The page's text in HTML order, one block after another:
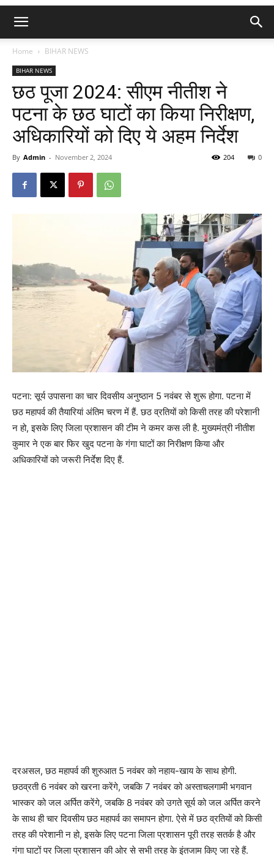
Home BIHAR NEWS
BIHAR NEWS
छठ पूजा 2024: सीएम नीतीश ने
पटना के छठ घाटों का किया निरीक्षण,
अधिकारियों को दिए ये अहम निर्देश
By Admin - November 2, 2024 0
204
पटना: सूर्य उपासना का चार दिवसीय अनुष्ठान 5 नवंबर से शुरू होगा. पटना में
छठ महापर्व की तैयारियां अंतिम चरण में हैं. छठ व्रतियों को किसी तरह की परेशानी
न हो, इसके लिए जिला प्रशासन की टीम ने कमर कस ली है. मुख्यमंत्री नीतीश
कुमार ने एक बार फिर खुद पटना के गंगा घाटों का निरीक्षण किया और
अधिकारियों को जरूरी निर्देश दिए हैं.
दरअसल, छठ महापर्व की शुरुआत 5 नवंबर को नहाय-खाय के साथ होगी.
छठव्रती 6 नवंबर को खरना करेंगे, जबकि 7 नवंबर को अस्ताचलगामी भगवान
भास्कर को जल अर्पित करेंगे, जबकि 8 नवंबर को उगते सूर्य को जल अर्पित करने
के साथ ही चार दिवसीय छठ महापर्व का समापन होगा. ऐसे में छठ व्रतियों को किसी
तरह की परेशानी न हो, इसके लिए पटना जिला प्रशासन पूरी तरह सतर्क है और
गंगा घाटों पर जिला प्रशासन की ओर से सभी तरह के इंतजाम किए जा रहे हैं.